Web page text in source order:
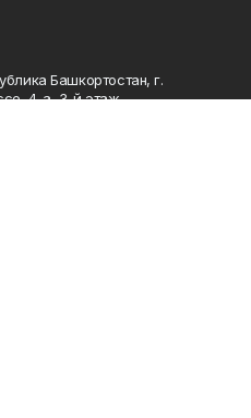
Башкортостан, г.
4-а, 3-й этаж.